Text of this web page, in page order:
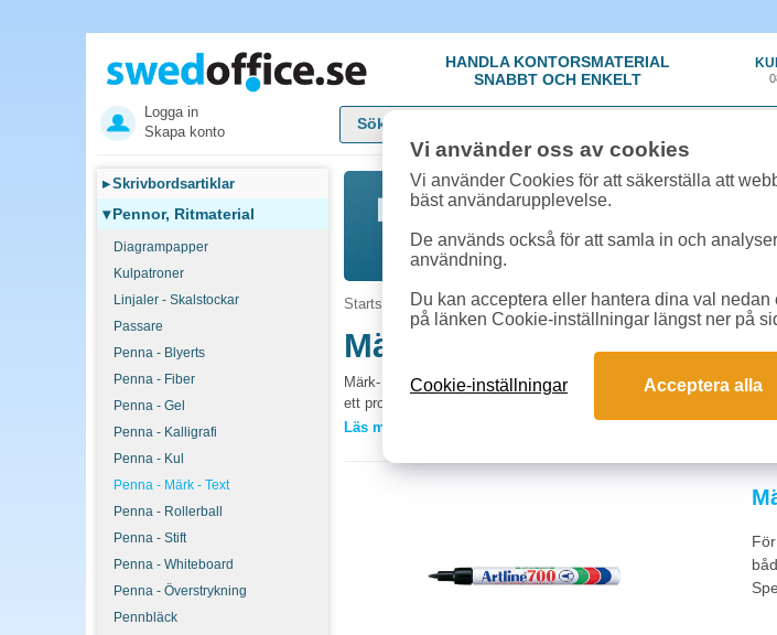
HANDLA KONTORSMATERIAL
SNABBT OCH ENKELT
Logga in
Skapa konto
▸Skrivbordsartiklar
▾Pennor, Ritmaterial
Diagrampapper
Kulpatroner
Linjaler - Skalstockar
Passare
Penna - Blyerts
Penna - Fiber
Penna - Gel
Penna - Kalligrafi
Penna - Kul
Penna - Märk - Text
Penna - Rollerball
Penna - Stift
Penna - Whiteboard
Penna - Överstrykning
Pennbläck
Startsida »Pennor, Ritmaterial»Penna - Märk/Text
Märkpennor
Märk- och textpennor som ger tydlig och läsbar märkning på alla
ett professionellt och långvarigt resultat. Miljövänliga varianter
Permanenta märkpennor med spritbaserat bläck fäster på de
Permanent eller borttagbar märkning?
Läs mer »
Vi använder oss av cookies
Vi använder Cookies för att säkerställa att
bäst användarupplevelse.
De används också för att samla in och
användning.
Du kan acceptera eller hantera dina val
på länken Cookie-inställningar längst ner på
Cookie-inställningar Acceptera alla